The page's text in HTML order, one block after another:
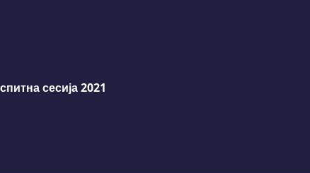
сесија 2021